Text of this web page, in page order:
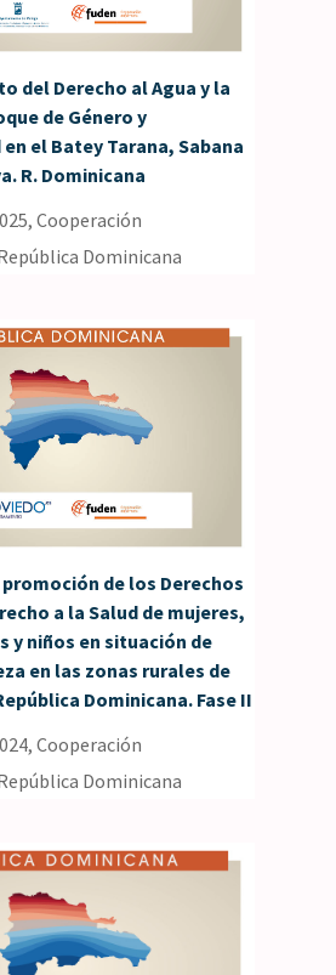
del Derecho al Agua y la
de Género y
el Batey Tarana, Sabana
R. Dominicana
,Cooperación
Dominicana
de los Derechos
a la Salud de mujeres,
y niños en situación de
en las zonas rurales de
Dominicana. Fase II
,Cooperación
Dominicana